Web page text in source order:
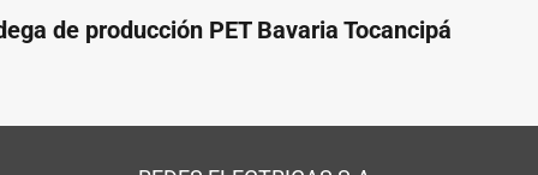
de producción PET Bavaria Tocancipá